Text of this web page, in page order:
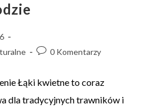
0 Komentarzy
Łąki kwietne to coraz
dla tradycyjnych trawników i